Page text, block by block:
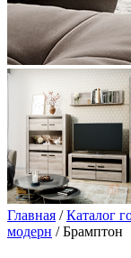
Главная /Каталог
модерн / Брамптон